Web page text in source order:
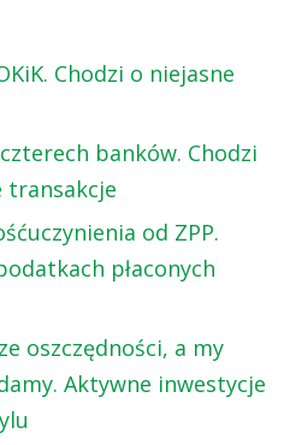
Chodzi o niejasne
banków. Chodzi
transakcje
od ZPP.
płaconych
oszczędności, a my
Aktywne inwestycje